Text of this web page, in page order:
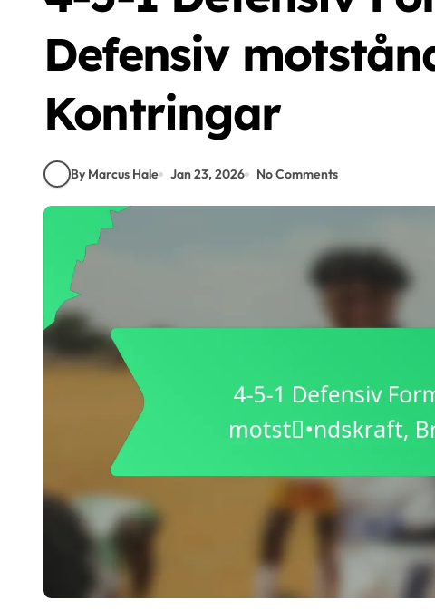
Defensiv
Kontringar
By Marcus Hale Jan 23, 2026 No Comments